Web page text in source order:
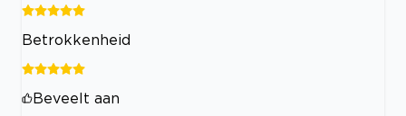
Betrokkenheid
Beveelt aan